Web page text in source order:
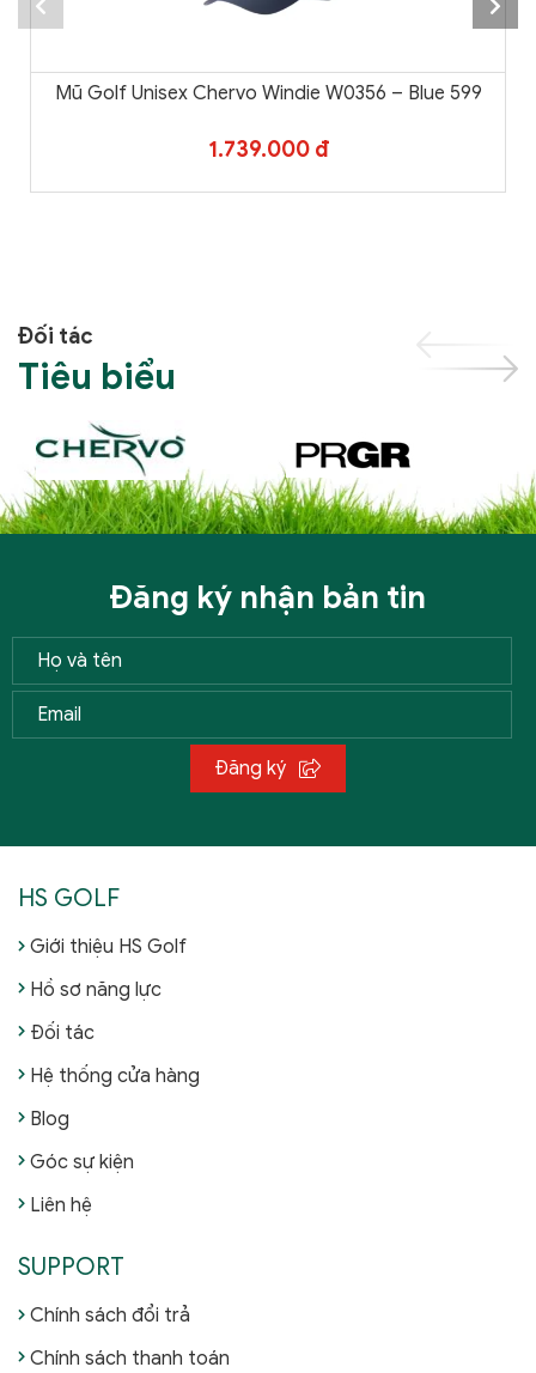
Mũ Golf Unisex Chervo Windie W0356 – Blue 599
1.739.000 đ
Đối tác
Tiêu biểu
Đăng ký nhận bản tin
Đăng ký
HS GOLF
Giới thiệu HS Golf
Hồ sơ năng lực
Đối tác
Hệ thống cửa hàng
Blog
Góc sự kiện
Liên hệ
SUPPORT
Chính sách đổi trả
Chính sách thanh toán